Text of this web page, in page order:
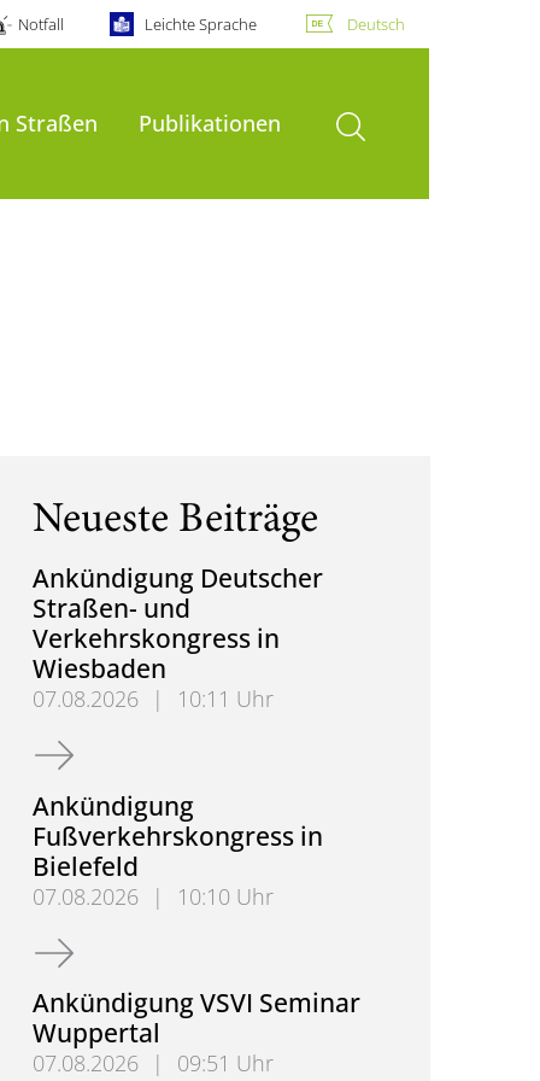
Notfall Leichte Sprache Deutsch
Straßen Publikationen Suche öffnen
Neueste Beiträge
Ankündigung Deutscher
Straßen- und
Verkehrskongress in
Wiesbaden
07.08.2026 |
10:11 Uhr
Ankündigung Deutscher Straßen- und
Ankündigung
Fußverkehrskongress in
Bielefeld
07.08.2026 |
10:10 Uhr
Ankündigung Fußverkehrskongress in Bielefeld
Ankündigung VSVI Seminar
Wuppertal
07.08.2026 |
09:51 Uhr